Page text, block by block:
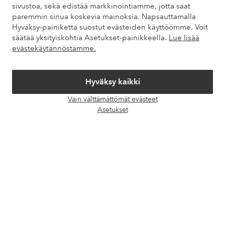
sivustoa, sekä edistää markkinointiamme, jotta saat
paremmin sinua koskevia mainoksia. Napsauttamalla
Hyväksy-painiketta suostut evästeiden käyttöömme. Voit
säätää yksityiskohtia Asetukset-painikkeella. Lue lisää
evästekäytännöstämme.
Hyväksy kaikki
Vain välttämättömät evästeet
Asetukset
Asiakaspalvelu Tilaukset Maksutavat
Omat sivut
Tietoa Elloksesta